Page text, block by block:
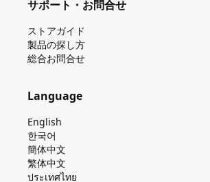
サポート・お問合せ
ストアガイド
製品の探し⽅
総合お問合せ
Language
English
한국어
簡体中文
繁体中文
ประเทศไทย